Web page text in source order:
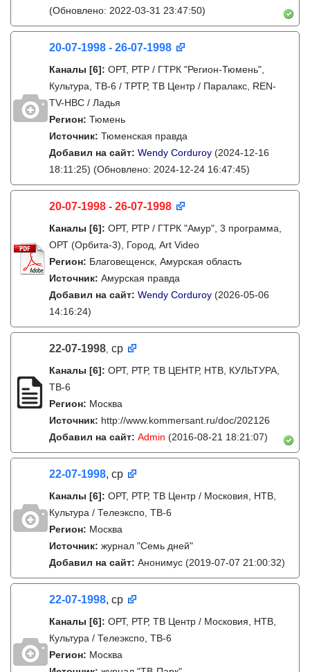
(Обновлено: 2022-03-31 23:47:50)
20-07-1998 - 26-07-1998
Каналы [6]: ОРТ, РТР / ГТРК "Регион-Тюмень",
Культура, ТВ-6 / ТРТР, ТВ Центр / Паралакс, REN-
TV-НВС / Ладья
Регион: Тюмень
Источник: Тюменская правда
Добавил на сайт: Wendy Corduroy (2024-12-16
18:11:25) (Обновлено: 2024-12-24 16:47:45)
20-07-1998 - 26-07-1998
Каналы [6]: ОРТ, РТР / ГТРК "Амур", 3 программа,
ОРТ (Орбита-3), Город, Art Video
Регион: Благовещенск, Амурская область
Источник: Амурская правда
Добавил на сайт: Wendy Corduroy (2026-05-06
14:16:24)
22-07-1998, ср
Каналы [6]: ОРТ, РТР, ТВ ЦЕНТР, НТВ, КУЛЬТУРА,
ТВ-6
Регион: Москва
Источник: http://www.kommersant.ru/doc/202126
Добавил на сайт: Admin (2016-08-21 18:21:07)
22-07-1998, ср
Каналы [6]: ОРТ, РТР, ТВ Центр / Московия, НТВ,
Культура / Телеэкспо, ТВ-6
Регион: Москва
Источник: журнал "Семь дней"
Добавил на сайт: Анонимус (2019-07-07 21:00:32)
22-07-1998, ср
Каналы [6]: ОРТ, РТР, ТВ Центр / Московия, НТВ,
Культура / Телеэкспо, ТВ-6
Регион: Москва